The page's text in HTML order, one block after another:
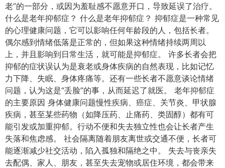
老”的一部分，或因为羞耻感不愿意开口，导致延误了治疗。
什么是老年抑郁症？ 什么是老年抑郁症？ 抑郁症是一种常见
的心理健康问题，它可以影响任何年龄段的人，包括长者。
偶尔感到情绪低落是正常的，但如果这种情绪持续两周以
上，并且影响到日常生活，就可能是抑郁症。 许多长者会把
抑郁的症状误认为是衰老或身体疾病的自然表现，比如记忆
力下降、失眠、身体疼痛等。还有一些长者不愿意谈论情绪
问题，认为这是“丢脸”的事，从而延迟了就医。 老年抑郁症
的主要原因 身体健康问题慢性疾病、癌症、关节炎、甲状腺
疾病，甚至某些药物（如降压药、止痛药、类固醇）都有可
能引发或加重抑郁。行动不便和失去独立性也会让长者产生
失落和焦虑感。 社会隔离随着朋友离世或交通不便，长者可
能逐渐减少社交活动，陷入孤独和隔绝之中。 失去与丧亲失
去配偶、家人、朋友，甚至失去宠物或居住环境，都会带来